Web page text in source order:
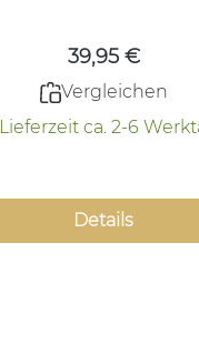
39,95 €
Vergleichen
Lieferzeit ca. 2-6
Details